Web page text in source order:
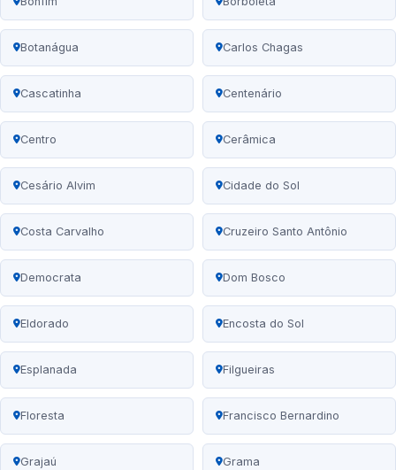
Botanágua Carlos Chagas
Cascatinha Centenário
Centro Cerâmica
Cesário Alvim Cidade do Sol
Costa Carvalho Cruzeiro Santo Antônio
Democrata Dom Bosco
Eldorado Encosta do Sol
Esplanada Filgueiras
Floresta Francisco Bernardino
Grajaú Grama